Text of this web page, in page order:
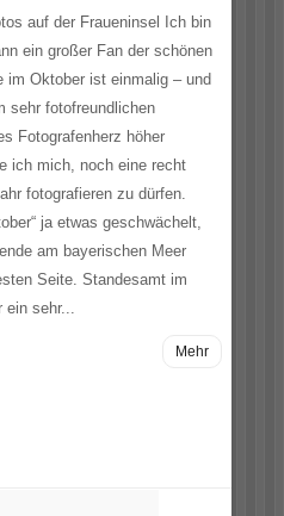
auf der Fraueninsel Ich bin
ein großer Fan der schönen
im Oktober ist einmalig – und
sehr fotofreundlichen
Fotografenherz höher
ich mich, noch eine recht
fotografieren zu dürfen.
ja etwas geschwächelt,
am bayerischen Meer
Seite. Standesamt im
ein sehr...
Mehr